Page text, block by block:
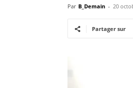
Par B_Demain - 20
Partager sur